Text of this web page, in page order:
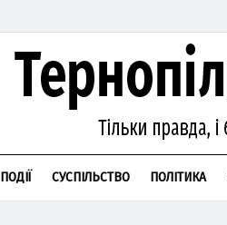
ПОДІЇ СУСПІЛЬСТВО ПОЛІТИКА